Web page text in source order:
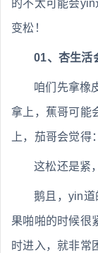
的不太可能会
变松！
01、杏生活
咱们先拿橡
拿上，蕉哥可能
上，茄哥会觉得
这松还是紧
鹅且，yin道
果啪啪的时候很
时进入，就非常